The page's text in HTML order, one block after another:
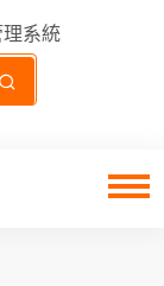
系統